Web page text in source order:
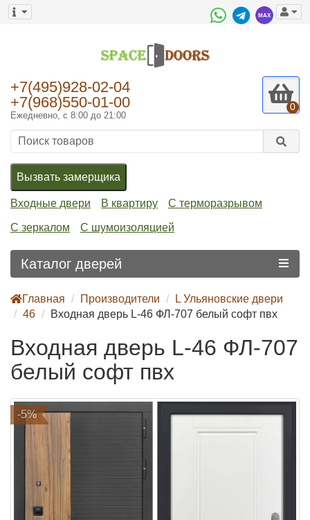
+7(495)928-02-04
+7(968)550-01-00
Ежедневно, с 8:00 до 21:00
0
Вызвать замерщика
Входные двери В квартиру С терморазрывом
С зеркалом С шумоизоляцией
Каталог дверей
Главная Производители
L Ульяновские двери
46
Входная дверь L-46 ФЛ-707 белый софт пвх
Входная дверь L-46 ФЛ-707
белый софт пвх
-5%